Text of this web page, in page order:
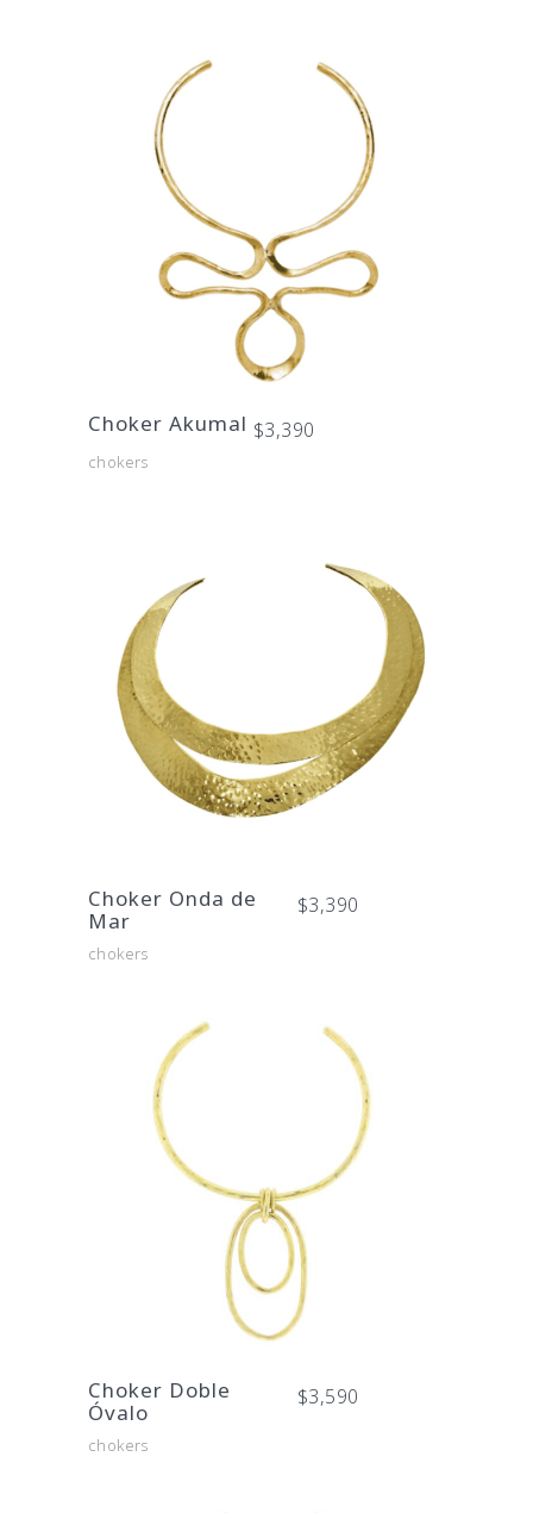
Choker Akumal $3,390
chokers
Choker Onda de
Mar
$3,390
chokers
Choker Doble
Óvalo
$3,590
chokers